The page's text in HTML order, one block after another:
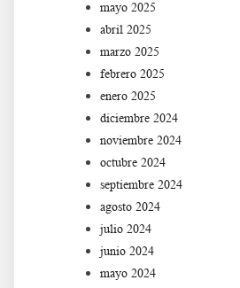
mayo 2025
abril 2025
marzo 2025
febrero 2025
enero 2025
diciembre 2024
noviembre 2024
octubre 2024
septiembre 2024
agosto 2024
julio 2024
junio 2024
mayo 2024